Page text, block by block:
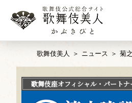
歌舞伎美人 ニュース 菊
歌舞伎座オフィシャル・パートナ